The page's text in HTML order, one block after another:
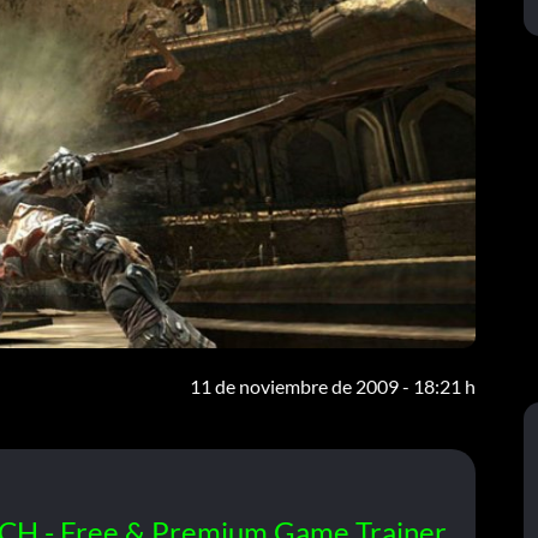
11 de noviembre de 2009 - 18:21 h